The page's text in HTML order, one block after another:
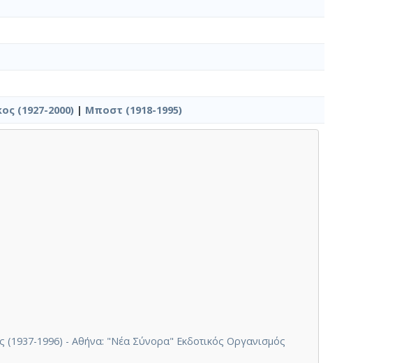
(1927-2000) | Μποστ (1918-1995)
(1937-1996) - Αθήνα: "Νέα Σύνορα" Εκδοτικός Οργανισμός